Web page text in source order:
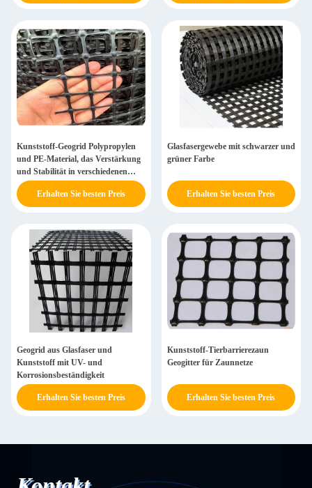
Kunststoff-Geogrid Polypropylen
und PE-Material, das Verstärkung
und Stabilität in verschiedenen
Bauprojekten gewährleistet
Erhalten Sie besten Preis
Glasfasergewebe mit schwarzer und
grüner Farbe
Erhalten Sie besten Preis
Geogrid aus Glasfaser und
Kunststoff mit UV- und
Korrosionsbeständigkeit
Erhalten Sie besten Preis
Kunststoff-Tierbarrierezaun
Geogitter für Zaunnetze
Erhalten Sie besten Preis